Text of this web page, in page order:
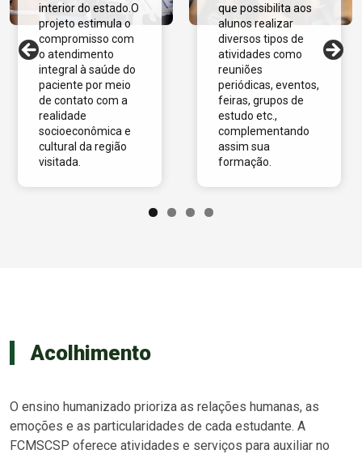
interior do estado.O
projeto estimula o
compromisso com
o atendimento
integral à saúde do
paciente por meio
de contato com a
realidade
socioeconômica e
cultural da região
visitada.
que possibilita aos
alunos realizar
diversos tipos de
atividades como
reuniões
periódicas, eventos,
feiras, grupos de
estudo etc.,
complementando
assim sua
formação.
Acolhimento
O ensino humanizado prioriza as relações humanas, as
emoções e as particularidades de cada estudante. A
FCMSCSP oferece atividades e serviços para auxiliar no